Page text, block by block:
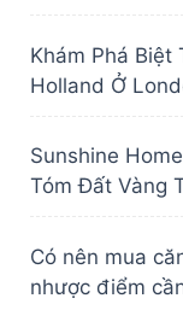
Khám Phá Biệt
Holland Ở
Sunshine
Tóm Đất Vàng
Có nên mua
nhược điểm